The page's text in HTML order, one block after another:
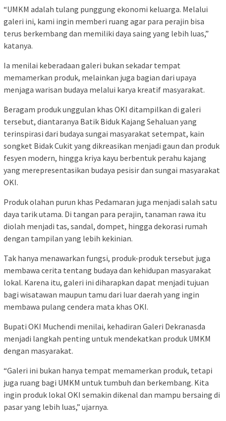
“UMKM adalah tulang punggung ekonomi keluarga. Melalui
galeri ini, kami ingin memberi ruang agar para perajin bisa
terus berkembang dan memiliki daya saing yang lebih luas,”
katanya.
Ia menilai keberadaan galeri bukan sekadar tempat
memamerkan produk, melainkan juga bagian dari upaya
menjaga warisan budaya melalui karya kreatif masyarakat.
Beragam produk unggulan khas OKI ditampilkan di galeri
tersebut, diantaranya Batik Biduk Kajang Sehaluan yang
terinspirasi dari budaya sungai masyarakat setempat, kain
songket Bidak Cukit yang dikreasikan menjadi gaun dan produk
fesyen modern, hingga kriya kayu berbentuk perahu kajang
yang merepresentasikan budaya pesisir dan sungai masyarakat
OKI.
Produk olahan purun khas Pedamaran juga menjadi salah satu
daya tarik utama. Di tangan para perajin, tanaman rawa itu
diolah menjadi tas, sandal, dompet, hingga dekorasi rumah
dengan tampilan yang lebih kekinian.
Tak hanya menawarkan fungsi, produk-produk tersebut juga
membawa cerita tentang budaya dan kehidupan masyarakat
lokal. Karena itu, galeri ini diharapkan dapat menjadi tujuan
bagi wisatawan maupun tamu dari luar daerah yang ingin
membawa pulang cendera mata khas OKI.
Bupati OKI Muchendi menilai, kehadiran Galeri Dekranasda
menjadi langkah penting untuk mendekatkan produk UMKM
dengan masyarakat.
“Galeri ini bukan hanya tempat memamerkan produk, tetapi
juga ruang bagi UMKM untuk tumbuh dan berkembang. Kita
ingin produk lokal OKI semakin dikenal dan mampu bersaing di
pasar yang lebih luas,” ujarnya.